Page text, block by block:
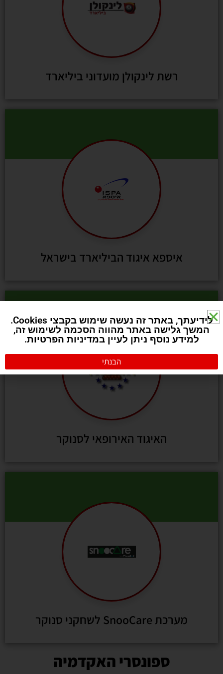
רשת לינקולן מועדוני ביליארד
איספא איגוד הביליארד בישראל
האיגוד האירופאי לסנוקר
מערכת SnooCare לשחקני סנוקר
ספונסרי האקדמיה
לידיעתך, באתר זה נעשה שימוש בקבצי Cookies.
המשך גלישה באתר מהווה הסכמה לשימוש זה,
למידע נוסף ניתן לעיין במדיניות הפרטיות.
הבנתי